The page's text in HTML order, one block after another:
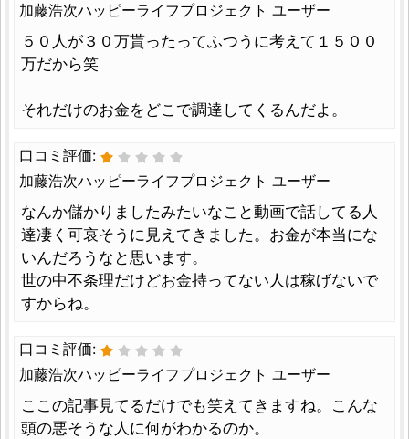
加藤浩次ハッピーライフプロジェクト ユーザー
５０人が３０万貰ったってふつうに考えて１５００
万だから笑
それだけのお金をどこで調達してくるんだよ。
口コミ評価:
加藤浩次ハッピーライフプロジェクト ユーザー
なんか儲かりましたみたいなこと動画で話してる人
達凄く可哀そうに見えてきました。お金が本当にな
いんだろうなと思います。
世の中不条理だけどお金持ってない人は稼げないで
すからね。
口コミ評価:
加藤浩次ハッピーライフプロジェクト ユーザー
ここの記事見てるだけでも笑えてきますね。こんな
頭の悪そうな人に何がわかるのか。